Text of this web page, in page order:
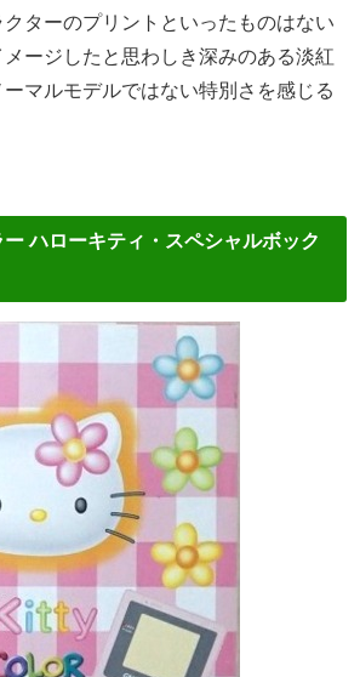
ターのプリントといったものはない
ージしたと思わしき深みのある淡紅
ーマルモデルではない特別さを感じる
ハローキティ・スペシャルボック